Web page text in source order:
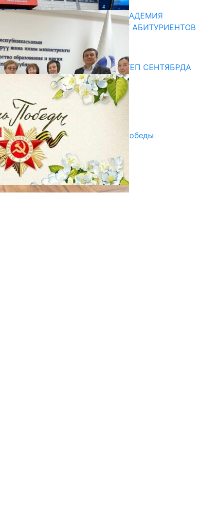
КЫРГЫЗКО-РОССИЙСКАЯ АКАДЕМИЯ
ОБРАЗОВАНИЯ ПРИГЛАШАЕТ АБИТУРИЕНТОВ
10.07.2026
Медиа
СУЗАКТА 750 ОРУНДУУ МЕКТЕП СЕНТЯБРДА
ПАЙДАЛАНУУГА БЕРИЛЕТ
07.08.2025
Улуу Жеңиштин жандуу сөзү
29.04.2025
Награды в преддверии Дня Победы
29.04.2025